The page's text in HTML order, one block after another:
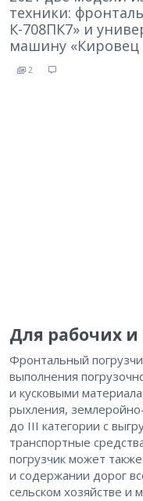
техники:
К-708ПК7» и
машину
2
Для рабочих и
Фронтальный
выполнения
и кусковыми
рыхления,
до III категории с
транспортные
погрузчик может
и содержании дорог
сельском хозяйстве и